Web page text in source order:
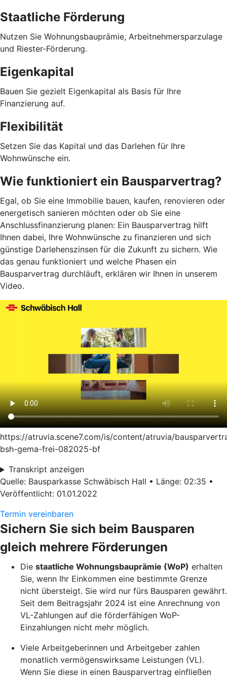
Staatliche Förderung
Nutzen Sie Wohnungsbauprämie, Arbeitnehmersparzulage
und Riester-Förderung.
Eigenkapital
Bauen Sie gezielt Eigenkapital als Basis für Ihre
Finanzierung auf.
Flexibilität
Setzen Sie das Kapital und das Darlehen für Ihre
Wohnwünsche ein.
Wie funktioniert ein Bausparvertrag?
Egal, ob Sie eine Immobilie bauen, kaufen, renovieren oder
energetisch sanieren möchten oder ob Sie eine
Anschlussfinanzierung planen: Ein Bausparvertrag hilft
Ihnen dabei, Ihre Wohnwünsche zu finanzieren und sich
günstige Darlehenszinsen für die Zukunft zu sichern. Wie
das genau funktioniert und welche Phasen ein
Bausparvertrag durchläuft, erklären wir Ihnen in unserem
Video.
https://atruvia.scene7.com/is/content/atruvia/
bsh-gema-frei-082025-bf
Transkript anzeigen
Quelle: Bausparkasse Schwäbisch Hall • Länge: 02:35 •
Veröffentlicht: 01.01.2022
Termin vereinbaren
Sichern Sie sich beim Bausparen
gleich mehrere Förderungen
Die staatliche Wohnungsbauprämie (WoP) erhalten
Sie, wenn Ihr Einkommen eine bestimmte Grenze
nicht übersteigt. Sie wird nur fürs Bausparen gewährt.
Seit dem Beitragsjahr 2024 ist eine Anrechnung von
VL-Zahlungen auf die förderfähigen WoP-
Einzahlungen nicht mehr möglich.
Viele Arbeitgeberinnen und Arbeitgeber zahlen
monatlich vermögenswirksame Leistungen (VL).
Wenn Sie diese in einen Bausparvertrag einfließen